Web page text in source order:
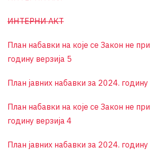
ИНТЕРНИ АКТ
План набавки на које се Закон не
годину верзија 5
План јавних набавки за 2024. годину
План набавки на које се Закон не
годину верзија 4
План јавних набавки за 2024. годину